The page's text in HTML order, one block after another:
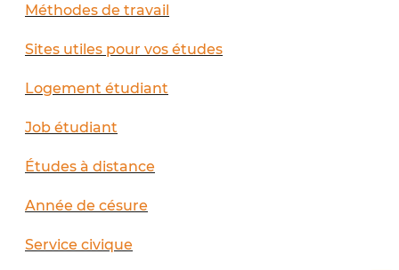
Méthodes de travail
Sites utiles pour vos études
Logement étudiant
Job étudiant
Études à distance
Année de césure
Service civique